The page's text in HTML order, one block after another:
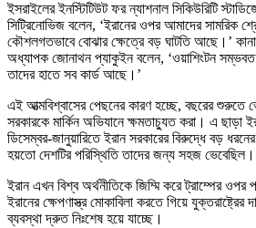
ইসরাইলের ইনস্টিটিউট ফর ন্যাশনাল সিকিউরিটি
সিট্রিনোভিজ বলেন, ‘ইরানের ওপর আমাদের সামরিক
কৌশলগতভাবে বোঝার ক্ষেত্রে বড় ঘাটতি আছে।’
অধ্যাপক জোনাথন প্যাকুইন বলেন, ‘ওয়াশিংটন সম্ভবত
তাদের হাতে সব কার্ড আছে।’
এই আত্মবিশ্বাসের পেছনের কারণ হচ্ছে, বছরের শুরুতে
সরকারকে মার্কিন অভিযানে ক্ষমতাচ্যুত করা। এ ছাড়া
ডিসেম্বর-জানুয়ারিতে ইরান সরকারের বিরুদ্ধে বড়
হয়তো দেশটির পরিস্থিতি তাদের জন্য সহজ ভেবেছিল।
ইরান এখন বিশ্ব অর্থনীতিকে জিম্মি করে ট্রাম্পের
ইরানের ক্ষেপণাস্ত্র মোকাবিলা করতে গিয়ে যুক্তরাষ্ট্রের
ব্যবস্থা দ্রুত নিঃশেষ হয়ে যাচ্ছে।